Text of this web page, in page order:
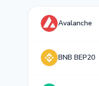
Avalanche
BNB BEP20